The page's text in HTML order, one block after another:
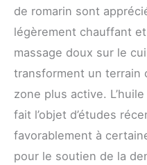
de romarin sont
légèrement chauffant
massage doux sur le
transforment un terrain
zone plus active.
fait l’objet d’études
favorablement à
pour le soutien de la